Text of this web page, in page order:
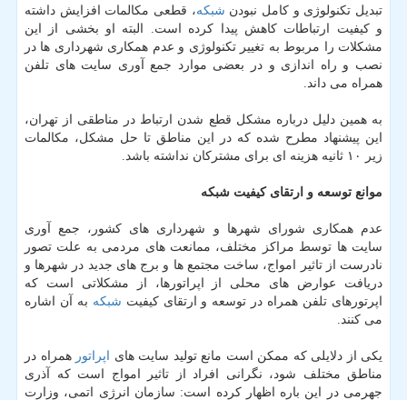
تبدیل تكنولوژی و كامل نبودن شبكه، قطعی مكالمات افزایش داشته
و كیفیت ارتباطات كاهش پیدا كرده است. البته او بخشی از این
مشكلات را مربوط به تغییر تكنولوژی و عدم همكاری شهرداری ها در
نصب و راه اندازی و در بعضی موارد جمع آوری سایت های تلفن
همراه می داند.
به همین دلیل درباره مشكل قطع شدن ارتباط در مناطقی از تهران،
این پیشنهاد مطرح شده كه در این مناطق تا حل مشكل، مكالمات
زیر ۱۰ ثانیه هزینه ای برای مشتركان نداشته باشد.
موانع توسعه و ارتقای كیفیت شبكه
عدم همكاری شورای شهرها و شهرداری های كشور، جمع آوری
سایت ها توسط مراكز مختلف، ممانعت های مردمی به علت تصور
نادرست از تاثیر امواج، ساخت مجتمع ها و برج های جدید در شهرها و
دریافت عوارض های محلی از اپراتورها، از مشكلاتی است كه
اپرتورهای تلفن همراه در توسعه و ارتقای كیفیت شبكه به آن اشاره
می كنند.
یكی از دلایلی كه ممكن است مانع تولید سایت های اپراتور همراه در
مناطق مختلف شود، نگرانی افراد از تاثیر امواج است كه آذری
جهرمی در این باره اظهار كرده است: سازمان انرژی اتمی، وزارت